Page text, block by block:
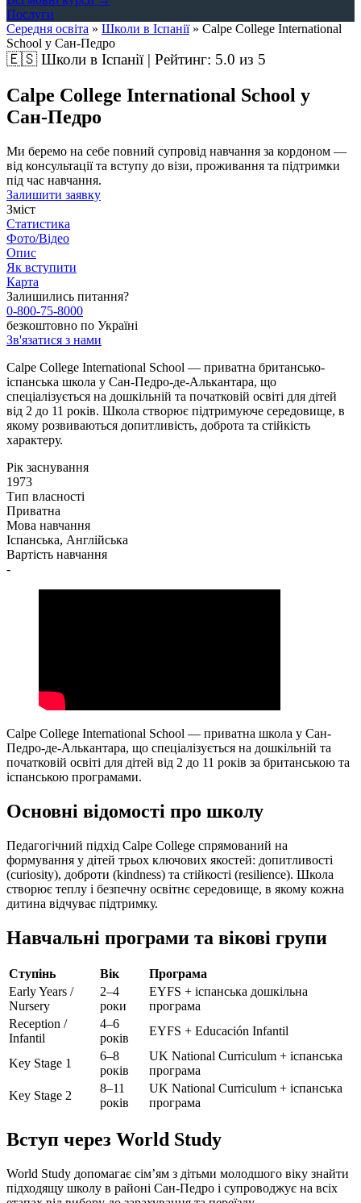
Послуги
Середня освіта » Школи в Іспанії» Calpe College International
School у Сан-Педро
🇪🇸Школи в Іспанії | Рейтинг: 5.0 из 5
Calpe College International School у
Сан-Педро
Ми беремо на себе повний супровід навчання за кордоном —
від консультації та вступу до візи, проживання та підтримки
під час навчання.
Залишити заявку
Зміст
Статистика
Фото/Відео
Опис
Як вступити
Карта
Залишились питання?
0-800-75-8000
безкоштовно по Україні
Зв'язатися з нами
Calpe College International School — приватна британсько-
іспанська школа у Сан-Педро-де-Алькантара, що
спеціалізується на дошкільній та початковій освіті для дітей
від 2 до 11 років. Школа створює підтримуюче середовище, в
якому розвиваються допитливість, доброта та стійкість
характеру.
Рік заснування
1973
Тип власності
Приватна
Мова навчання
Іспанська, Англійська
Вартість навчання
-
Calpe College International School — приватна школа у Сан-
Педро-де-Алькантара, що спеціалізується на дошкільній та
початковій освіті для дітей від 2 до 11 років за британською та
іспанською програмами.
Основні відомості про школу
Педагогічний підхід Calpe College спрямований на
формування у дітей трьох ключових якостей: допитливості
(curiosity), доброти (kindness) та стійкості (resilience). Школа
створює теплу і безпечну освітнє середовище, в якому кожна
дитина відчуває підтримку.
Навчальні програми та вікові групи
Ступінь Вік
Програма
Early Years /
Nursery
2–4
роки
EYFS + іспанська дошкільна
програма
Reception /
Infantil
4–6
років
EYFS + Educación Infantil
Key Stage 1
6–8
років
UK National Curriculum + іспанська
програма
Key Stage 2
8–11
років
UK National Curriculum + іспанська
програма
Вступ через World Study
World Study допомагає сім’ям з дітьми молодшого віку знайти
підходящу школу в районі Сан-Педро і супроводжує на всіх